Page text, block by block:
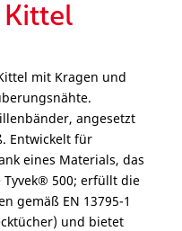
Kittel
mit Kragen und
angesetzt
Entwickelt für
eines Materials, das
500; erfüllt die
gemäß EN 13795-1
und bietet